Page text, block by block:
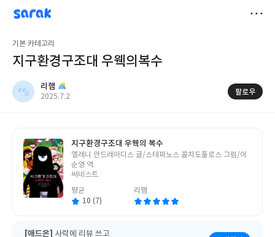
sarak
리햄
기본 카테고리
지구환경구조대 우웩의복수
리햄
작
2025.7.2
팔로우
지구환경구조대 우웩의 복수
글
쓴
이
엘레니 안드레아디스 글/스테파노스 콜치도풀로스 그림/이
순영 역
써네스트
평균
10 (7)
리햄
[애드온] 사락에 리뷰 쓰고